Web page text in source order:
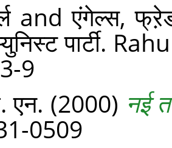
andएंगेल्स,
पार्टी.
9
एन. (2000) नई
0509